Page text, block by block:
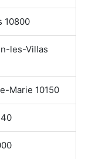
10800
les-Villas
Marie 10150